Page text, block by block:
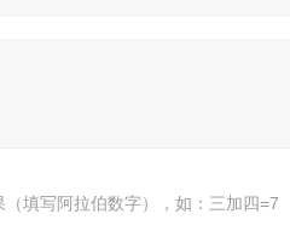
（填写阿拉伯数字），如：三加四=7